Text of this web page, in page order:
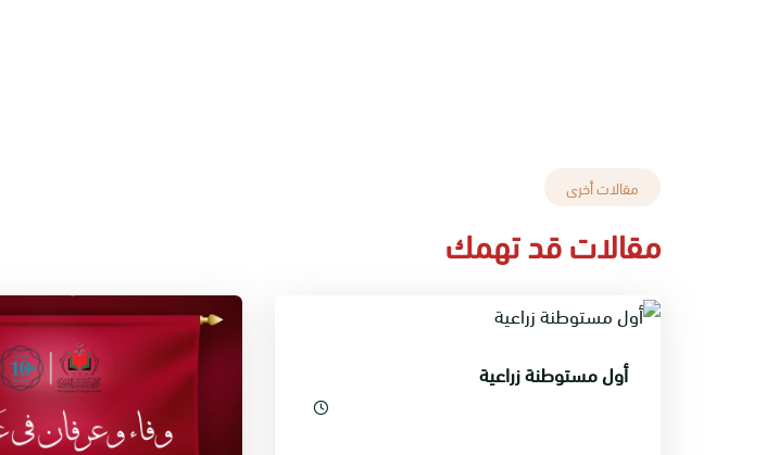
مقالات أخرى
مقالات قد تهمك
أول مستوطنة زراعية